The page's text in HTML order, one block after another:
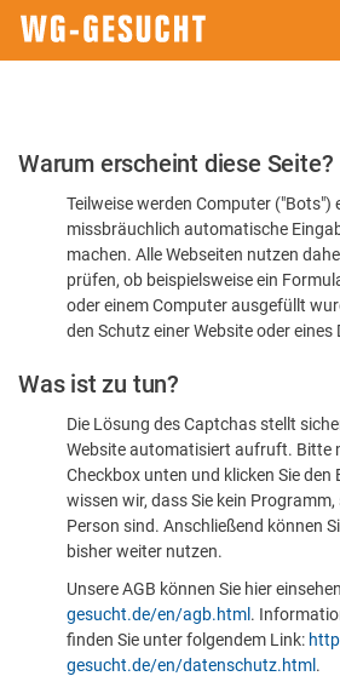
Bitte
dass
sind
Warum erscheint diese Seite?
Teilweise werden Computer ("Bots")
missbräuchlich automatische
machen. Alle Webseiten nutzen
prüfen, ob beispielsweise ein
oder einem Computer ausgefüllt
den Schutz einer Website oder
Was ist zu tun?
Die Lösung des Captchas stellt
Website automatisiert aufruft. Bitte
Checkbox unten und klicken Sie den
wissen wir, dass Sie kein
Person sind. Anschließend können
bisher weiter nutzen.
Unsere AGB können Sie hier
gesucht.de/en/agb.html .
finden Sie unter folgendem Link:
gesucht.de/en/datenschutz.html .